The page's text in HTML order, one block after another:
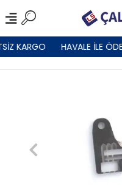
KARGO HAVALE İLE